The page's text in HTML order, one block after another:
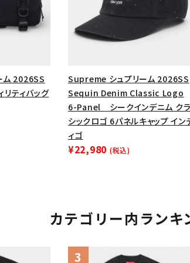
ム 2026SS
ティバッグ
Supreme シュプリーム 2026SS
Sequin Denim Classic Logo
6-Panel シークインデニム クラ
シックロゴ 6パネルキャップ イン
ィゴ
¥22,980 (税込)
カテゴリー内ランキ